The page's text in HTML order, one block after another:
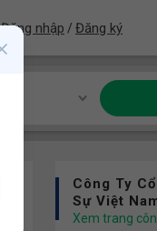
Đăng nhập / Đăng ký
Công Ty
Sự Việt
Xem trang